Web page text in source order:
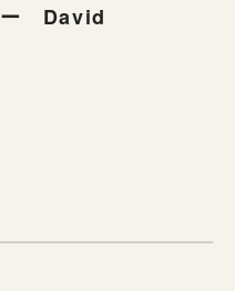
ー David